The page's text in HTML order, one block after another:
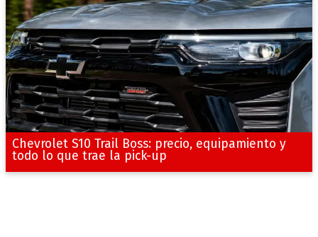
Chevrolet S10 Trail Boss: precio, equipamiento y
todo lo que trae la pick-up